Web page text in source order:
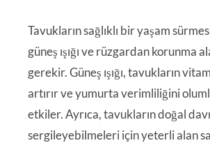
Tavukların sağlıklı bir yaşam
güneş ışığı ve rüzgardan korunma
gerekir. Güneş ışığı, tavukların
artırır ve yumurta verimliliğini
etkiler. Ayrıca, tavukların doğal
sergileyebilmeleri için yeterli alan